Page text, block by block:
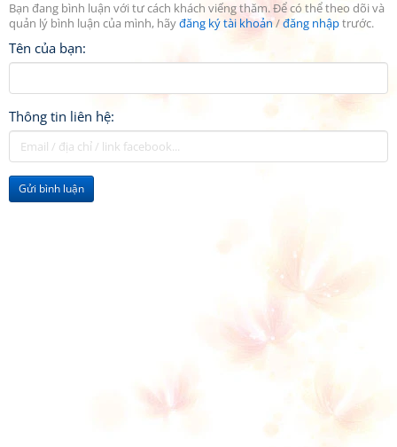
Bạn đang bình luận với tư cách khách viếng thăm. Để có thể theo dõi và
quản lý bình luận của mình, hãyđăng ký tài khoản/đăng nhậptrước.
Tên của bạn:
Thông tin liên hệ:
Gửi bình luận